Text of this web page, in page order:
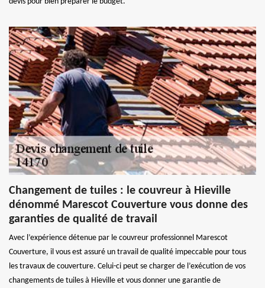
Changement de tuiles : le couvreur à Hieville
dénommé Marescot Couverture vous donne des
garanties de qualité de travail
Avec l’expérience détenue par le couvreur professionnel Marescot
Couverture, il vous est assuré un travail de qualité impeccable pour tous
les travaux de couverture. Celui-ci peut se charger de l’exécution de vos
changements de tuiles à Hieville et vous donner une garantie de